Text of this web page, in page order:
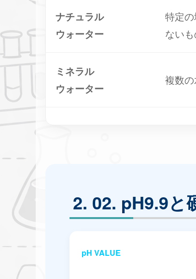
ナチュラル
ウォーター
特定
ないも
ミネラル
ウォーター
複数
02. pH9.9と
pH VALUE